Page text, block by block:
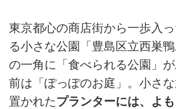
東京都心の商店街から一歩入
る小さな公園「豊島区立西巣鴨
の一角に「食べられる公園」
前は「ぽっぽのお庭」。小さ
置かれたプランターには、よ